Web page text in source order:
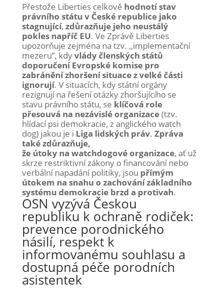
Přestože Libertiescelkově hodnotí stav
právního státu v České republice jako
stagnující, zdůrazňuje jeho neustálý
pokles napříč EU. Ve Zprávě Liberties
upozorňuje zejména na tzv. ,,implementační
mezeru”, kdyvlády členských států
doporučení Evropské komise pro
zabráněnízhoršení situace z velké části
ignorují. V situacích, kdy státní orgány
rezignují na řešení otázky zhoršujícího se
stavu právního státu, se klíčová role
přesouvá na nezávislé organizace(tzv.
hlídací psi demokracie, z anglického watch
dog)jakou je i Liga lidských práv. Zpráva
také zdůrazňuje,
že útokyna watchdogovéorganizace, ať už
skrze restriktivní zákony o financování nebo
verbální napadání politiky, jsou přímým
útokem na snahu o zachování základního
systému demokracie brzd a protivah.
OSN vyzývá Českou
republiku k ochraně rodiček:
prevence porodnického
násilí, respekt k
informovanému souhlasu a
dostupná péče porodních
asistentek